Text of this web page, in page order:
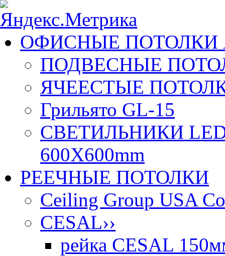
ОФИСНЫЕ ПОТОЛКИ
ПОДВЕСНЫЕ
ЯЧЕЕСТЫЕ
Грильято GL-15
СВЕТИЛЬНИКИ
600X600mm
РЕЕЧНЫЕ ПОТОЛКИ
Ceiling Group USA
CESAL››
рейка CESAL